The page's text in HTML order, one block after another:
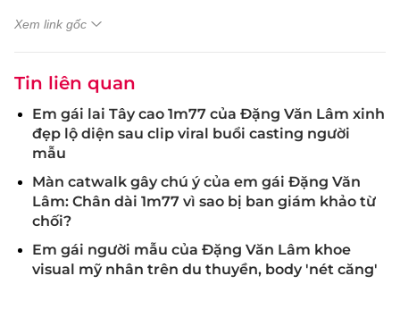
Xem link gốc
Tin liên quan
Em gái lai Tây cao 1m77 của Đặng Văn Lâm xinh
đẹp lộ diện sau clip viral buổi casting người
mẫu
Màn catwalk gây chú ý của em gái Đặng Văn
Lâm: Chân dài 1m77 vì sao bị ban giám khảo từ
chối?
Em gái người mẫu của Đặng Văn Lâm khoe
visual mỹ nhân trên du thuyền, body 'nét căng'